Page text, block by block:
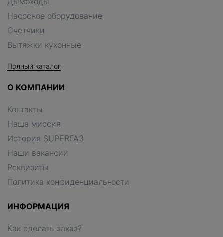
Насосное оборудование
Счетчики
Вытяжки кухонные
Полный каталог
О КОМПАНИИ
Контакты
Наша миссия
История SUPERГАЗ
Наши вакансии
Реквизиты
Политика конфиденциальности
ИНФОРМАЦИЯ
Как сделать заказ?